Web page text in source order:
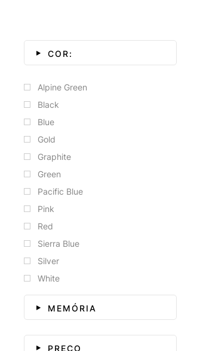
COR:
Alpine Green
Black
Blue
Gold
Graphite
Green
Pacific Blue
Pink
Red
Sierra Blue
Silver
White
MEMÓRIA
PREÇO